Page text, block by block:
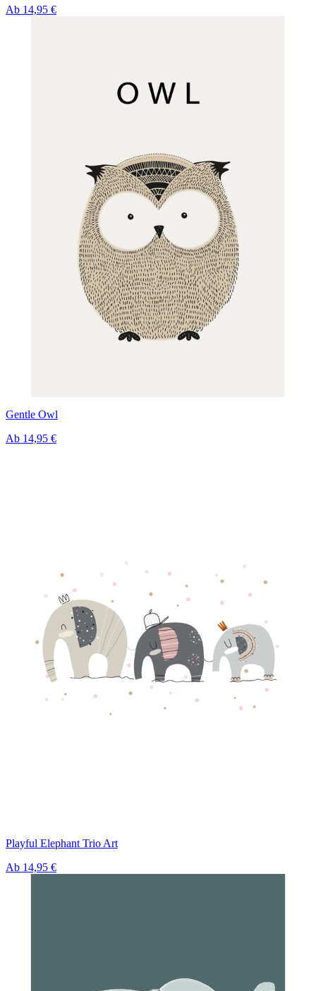
Ab 14,95 €
Gentle Owl
Ab 14,95 €
Playful Elephant Trio Art
Ab 14,95 €